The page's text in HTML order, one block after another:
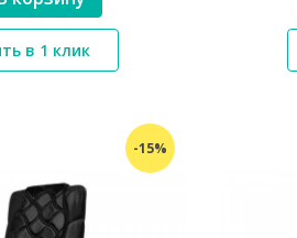
*}
в 1 клик
-15%